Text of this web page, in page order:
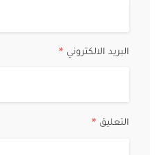
البريد الالكتروني *
التعليق *